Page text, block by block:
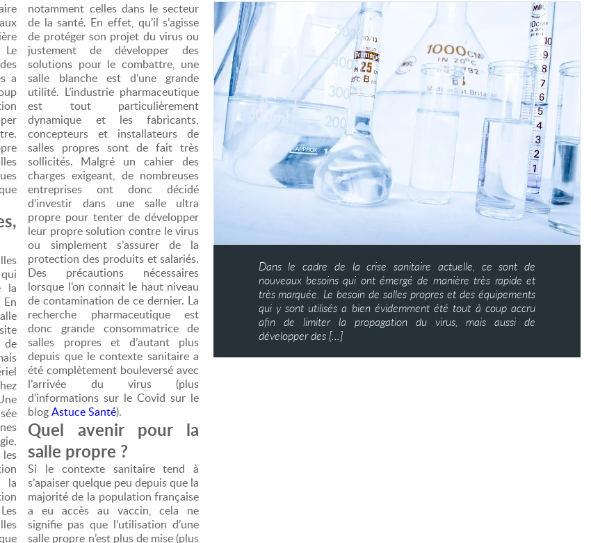
Dans le cadre de la crise sanitaire actuelle, ce sont de
nouveaux besoins qui ont émergé de manière très rapide et
très marquée. Le besoin de salles propres et des équipements
qui y sont utilisés a bien évidemment été tout à coup accru
afin de limiter la propagation du virus, mais aussi de
développer des […]
Le
a
la
la
notamment celles dans le secteur
de la santé. En effet, qu’il s’agisse
de protéger son projet du virus ou
justement de développer des
solutions pour le combattre, une
salle blanche est d’une grande
utilité. L’industrie pharmaceutique
est tout particulièrement
dynamique et les fabricants,
concepteurs et installateurs de
salles propres sont de fait très
sollicités. Malgré un cahier des
charges exigeant, de nombreuses
entreprises ont donc décidé
d’investir dans une salle ultra
propre pour tenter de développer
leur propre solution contre le virus
ou simplement s’assurer de la
protection des produits et salariés.
Des précautions nécessaires
lorsque l’on connait le haut niveau
de contamination de ce dernier. La
recherche pharmaceutique est
donc grande consommatrice de
salles propres et d’autant plus
depuis que le contexte sanitaire a
été complètement bouleversé avec
l’arrivée du virus (plus
d’informations sur le Covid sur le
blogAstuce Santé).
Quel avenir pour la
salle propre ?
Si le contexte sanitaire tend à
s’apaiser quelque peu depuis que la
majorité de la population française
a eu accès au vaccin, cela ne
signifie pas que l’utilisation d’une
salle propre n’est plus de mise (plus